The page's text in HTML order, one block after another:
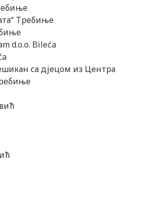
Требиње
d.o.o. Bileća
са дјецом из Центра